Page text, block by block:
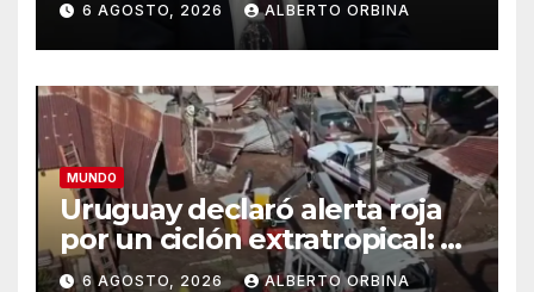
6 AGOSTO, 2026 ALBERTO ORBINA
MUNDO
Uruguay declaró alerta roja
por un ciclón extratropical: al
menos un muerto
6 AGOSTO, 2026 ALBERTO ORBINA